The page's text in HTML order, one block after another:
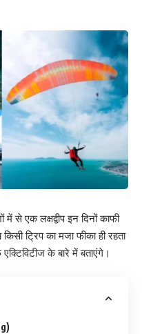
एक लक्षद्वीप इन दिनों काफी
ट्रिप का मजा फीका ही रहता
के बारे में बताएंगे।